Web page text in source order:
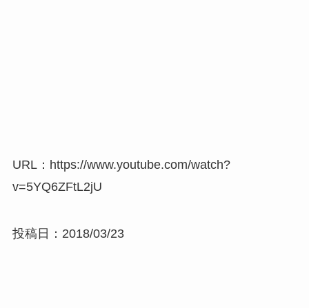
URL：https://www.youtube.com/watch?
v=5YQ6ZFtL2jU
投稿日：2018/03/23